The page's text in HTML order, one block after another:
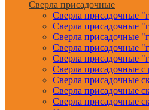
Сверла присадочные
Сверла присадочные
Сверла присадочные
Сверла присадочные
Сверла присадочные
Сверла присадочные
Сверла присадочные с
Сверла присадочные
Сверла присадочные
Сверла присадочные